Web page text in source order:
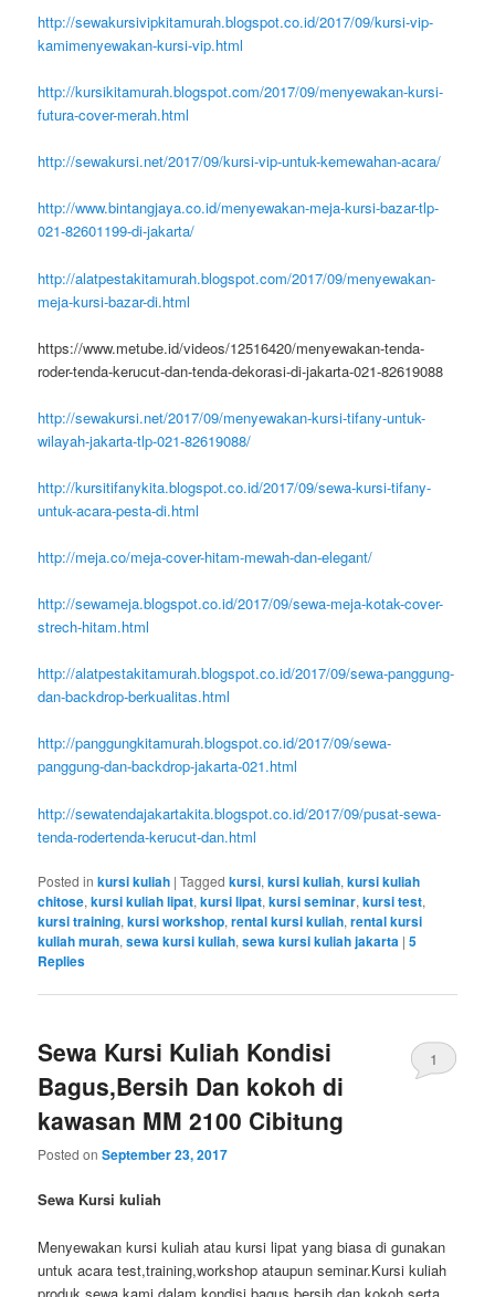
http://sewakursivipkitamurah.blogspot.co.id/2017/09/kursi-vip-
kamimenyewakan-kursi-vip.html
http://kursikitamurah.blogspot.com/2017/09/menyewakan-kursi-
futura-cover-merah.html
http://sewakursi.net/2017/09/kursi-vip-untuk-kemewahan-acara/
http://www.bintangjaya.co.id/menyewakan-meja-kursi-bazar-tlp-
021-82601199-di-jakarta/
http://alatpestakitamurah.blogspot.com/2017/09/menyewakan-
meja-kursi-bazar-di.html
https://www.metube.id/videos/12516420/menyewakan-tenda-
roder-tenda-kerucut-dan-tenda-dekorasi-di-jakarta-021-82619088
http://sewakursi.net/2017/09/menyewakan-kursi-tifany-untuk-
wilayah-jakarta-tlp-021-82619088/
http://kursitifanykita.blogspot.co.id/2017/09/sewa-kursi-tifany-
untuk-acara-pesta-di.html
http://meja.co/meja-cover-hitam-mewah-dan-elegant/
http://sewameja.blogspot.co.id/2017/09/sewa-meja-kotak-cover-
strech-hitam.html
http://alatpestakitamurah.blogspot.co.id/2017/09/sewa-panggung-
dan-backdrop-berkualitas.html
http://panggungkitamurah.blogspot.co.id/2017/09/sewa-
panggung-dan-backdrop-jakarta-021.html
http://sewatendajakartakita.blogspot.co.id/2017/09/pusat-sewa-
tenda-rodertenda-kerucut-dan.html
Posted in kursi kuliah |Tagged kursi,kursi kuliah,kursi kuliah
chitose,kursi kuliah lipat,kursi lipat,kursi seminar,kursi test,
kursi training,kursi workshop,rental kursi kuliah,rental kursi
kuliah murah,sewa kursi kuliah,sewa kursi kuliah jakarta |5
Replies
Sewa Kursi Kuliah Kondisi
Bagus,Bersih Dan kokoh di
kawasan MM 2100 Cibitung
Posted onSeptember 23, 2017
1
Sewa Kursi kuliah
Menyewakan kursi kuliah atau kursi lipat yang biasa di gunakan
untuk acara test,training,workshop ataupun seminar.Kursi kuliah
produk sewa kami dalam kondisi bagus,bersih dan kokoh serta